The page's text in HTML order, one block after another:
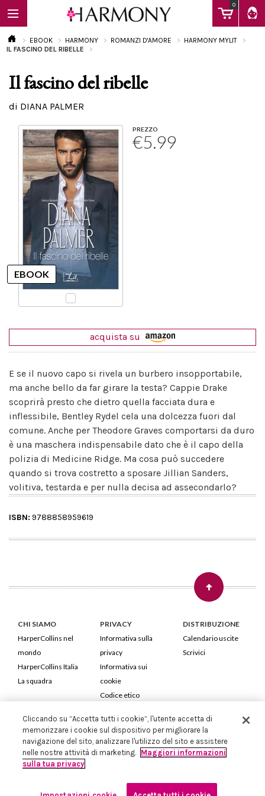
0
EBOOK
Calendario
EBOOK HARMONY ROMANZI D'AMORE
HARMONY MYLIT
IL FASCINO DEL RIBELLE
Il fascino del ribelle
di DIANA PALMER
PREZZO
€5.99
acquista su
E se il nuovo capo si rivela un burbero insopportabile,
ma anche bello da far girare la testa? Cappie Drake
scoprirà presto che dietro quella facciata dura e
inflessibile, Bentley Rydel cela una dolcezza fuori dal
comune. Anche per Theodore Graves comportarsi da duro
è una maschera indispensabile dato che è il capo della
polizia di Medicine Ridge. Ma cosa può succedere
quando si trova costretto a sposare Jillian Sanders,
volitiva, testarda e per nulla decisa ad assecondarlo?
ISBN: 9788858959619
CHI SIAMO
HarperCollins nel
mondo
HarperCollins Italia
La squadra
PRIVACY
Informativa sulla
privacy
Informativa sui
cookie
Codice etico
DISTRIBUZIONE
Calendario uscite
Scrivici
HarperCollins Italia S.p.A. Viale Monte Nero, 84 - 20135 Milano
Cod. Fiscale e P.IVA 05946780151 - Capitale Sociale 258.250 €
Iscritta in Milano al Registro delle imprese nr.198004 e REA nr.1051898
Cliccando su “Accetta tutti i cookie”, l'utente accetta di
memorizzare i cookie sul dispositivo per migliorare la
navigazione del sito, analizzare l'utilizzo del sito e assistere
nelle nostre attività di marketing. Maggiori informazioni
sulla tua privacy